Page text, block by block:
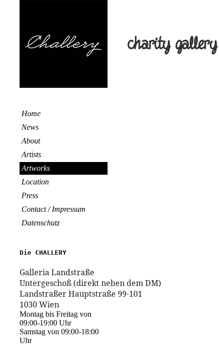
Home
News
About
Artists
Artworks
Location
Press
Contact / Impressum
Datenschutz
1030 Wien
Montag bis Freitag von
09:00-19:00 Uhr
Samstag von 09:00-18:00
Uhr
charity gallery